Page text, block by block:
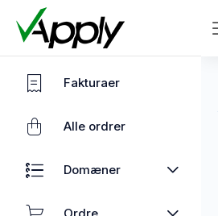
Fakturaer
Alle ordrer
Domæner